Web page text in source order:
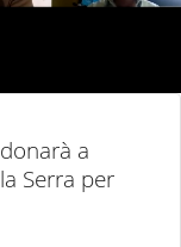
a
Serra per